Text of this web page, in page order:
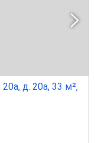
д. 20а, 33 м²,